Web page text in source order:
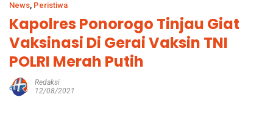
News, Peristiwa
Kapolres Ponorogo Tinjau Giat
Vaksinasi Di Gerai Vaksin TNI
POLRI Merah Putih
Redaksi
12/08/2021